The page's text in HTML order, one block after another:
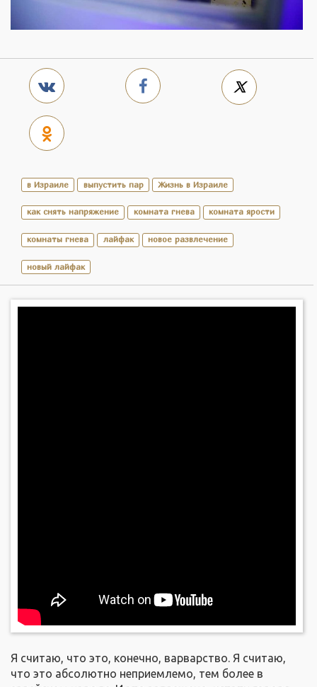
в Израиле выпустить пар Жизнь в Израиле
как снять напряжение комната гнева комната ярости
комнаты гнева лайфак новое развлечение
новый лайфак
Я считаю, что это, конечно, варварство. Я считаю,
что это абсолютно неприемлемо, тем более в